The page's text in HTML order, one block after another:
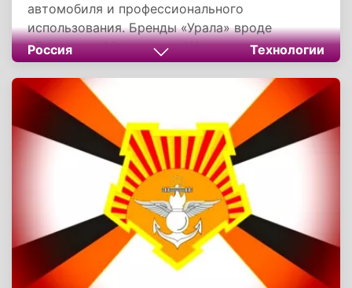
автомобиля и профессионального
использования. Бренды «Урала» вроде
«Гагарин», «Молния» и «АК» сочетают
передовые технологии с доступной ценой,
делая качественный звук универсальным. От
колонок с «русским басом» до умных
мультимедийных систем — каждая линейка
подчёркивает ставку на адаптивность,
надежность и пользовательский комфорт.
Россия Технологии